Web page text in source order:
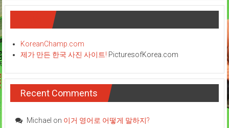
KoreanChamp.com
제가 만든 한국 사진 사이트! PicturesofKorea.com
Recent Comments
Michael on 이거 영어로 어떻게 말하지?